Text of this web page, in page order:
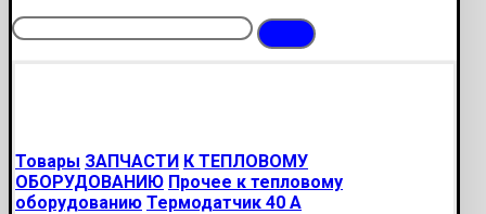
Товары ЗАПЧАСТИ К ТЕПЛОВОМУ
ОБОРУДОВАНИЮ Прочее к тепловому
оборудованию Термодатчик 40 А